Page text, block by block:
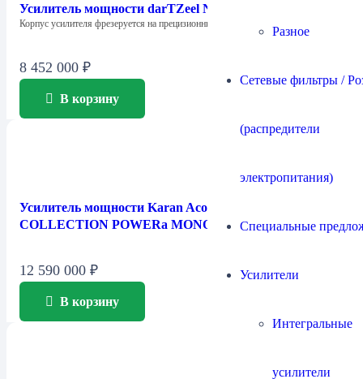
Разное
Сетевые фильтры /
(распредители
электропитания)
Специальные
Усилители
Интегральные
усилители
Усилитель мощности darTZeel NHB-108 Model Two
Корпус усилителя фрезеруется на прецизионных станках…
8 452 000 ₽
В корзину
Усилитель мощности Karan Acoustics — MASTER
COLLECTION POWERa MONO
12 590 000 ₽
В корзину